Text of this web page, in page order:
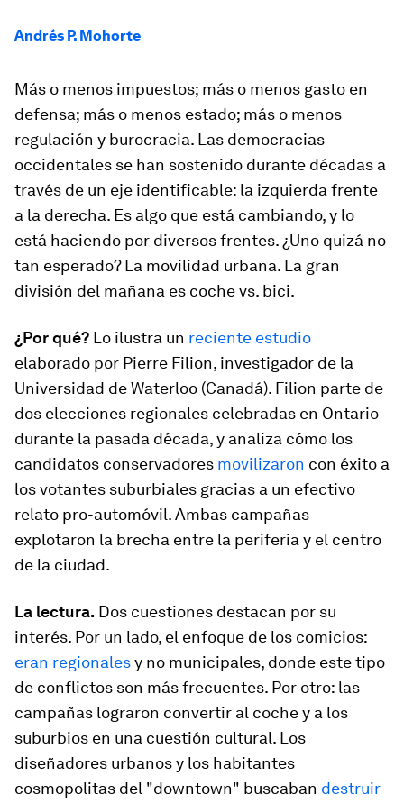
Andrés P. Mohorte
Más o menos impuestos; más o menos gasto en
defensa; más o menos estado; más o menos
regulación y burocracia. Las democracias
occidentales se han sostenido durante décadas a
través de un eje identificable: la izquierda frente
a la derecha. Es algo que está cambiando, y lo
está haciendo por diversos frentes. ¿Uno quizá no
tan esperado? La movilidad urbana. La gran
división del mañana es coche vs. bici.
¿Por qué? Lo ilustra un reciente estudio
elaborado por Pierre Filion, investigador de la
Universidad de Waterloo (Canadá). Filion parte de
dos elecciones regionales celebradas en Ontario
durante la pasada década, y analiza cómo los
candidatos conservadores movilizaron con éxito a
los votantes suburbiales gracias a un efectivo
relato pro-automóvil. Ambas campañas
explotaron la brecha entre la periferia y el centro
de la ciudad.
La lectura. Dos cuestiones destacan por su
interés. Por un lado, el enfoque de los comicios:
eran regionalesy no municipales, donde este tipo
de conflictos son más frecuentes. Por otro: las
campañas lograron convertir al coche y a los
suburbios en una cuestión cultural. Los
diseñadores urbanos y los habitantes
cosmopolitas del "downtown" buscaban destruir